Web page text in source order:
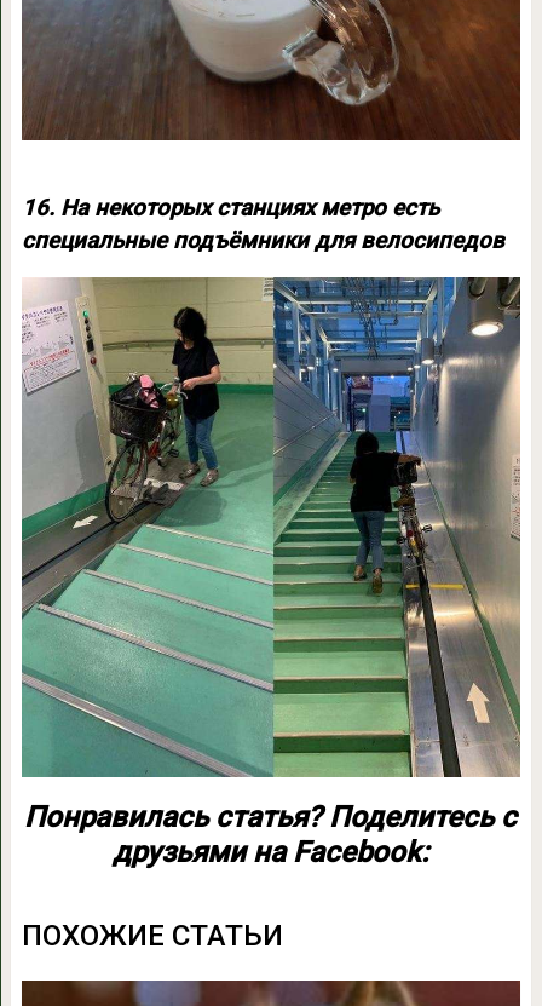
16. На некоторых станциях метро есть
специальные подъёмники для велосипедов
Понравилась статья? Поделитесь с
друзьями на Facebook:
ПОХОЖИЕ СТАТЬИ